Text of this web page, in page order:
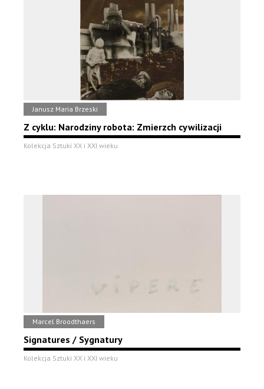
Janusz Maria Brzeski
Z cyklu: Narodziny robota: Zmierzch cywilizacji
Kolekcja Sztuki XX i XXI wieku
Marcel Broodthaers
Signatures / Sygnatury
Kolekcja Sztuki XX i XXI wieku